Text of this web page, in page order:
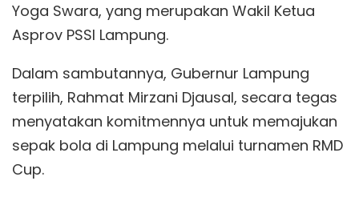
Yoga Swara, yang merupakan Wakil Ketua
Asprov PSSI Lampung.
Dalam sambutannya, Gubernur Lampung
terpilih, Rahmat Mirzani Djausal, secara tegas
menyatakan komitmennya untuk memajukan
sepak bola di Lampung melalui turnamen RMD
Cup.